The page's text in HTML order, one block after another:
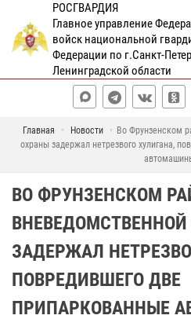
РОСГВАРДИЯ
Главное управление
войск национальной
Федерации по г.Санкт-
Ленинградской области
Главная Новости
Во Фрунзенском
охраны задержал нетрезвого хулигана,
ВО ФРУНЗЕНСКОМ
ЗАДЕРЖАЛ
ПОВРЕДИВШЕГО ДВЕ
ПРИПАРКОВАННЫЕ